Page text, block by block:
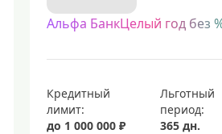
инструмент, который позволяет
кредитные карты для
Альфа БанкЦелый год без
Кредитный
лимит:
до 1 000 000 ₽
Льготный
период:
365 дн.